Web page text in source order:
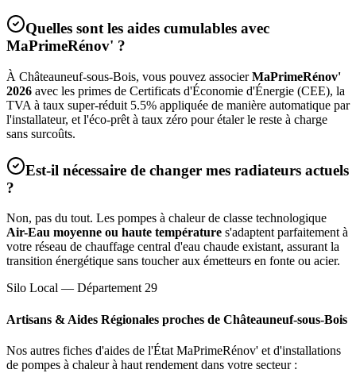
Quelles sont les aides cumulables avec
MaPrimeRénov' ?
À Châteauneuf-sous-Bois, vous pouvez associerMaPrimeRénov'
2026 avec les primes de Certificats d'Économie d'Énergie (CEE), la
TVA à taux super-réduit 5.5% appliquée de manière automatique par
l'installateur, et l'éco-prêt à taux zéro pour étaler le reste à charge
sans surcoûts.
Est-il nécessaire de changer mes radiateurs actuels
?
Non, pas du tout. Les pompes à chaleur de classe technologique
Air-Eau moyenne ou haute température s'adaptent parfaitement à
votre réseau de chauffage central d'eau chaude existant, assurant la
transition énergétique sans toucher aux émetteurs en fonte ou acier.
Silo Local — Département 29
Artisans & Aides Régionales proches de Châteauneuf-sous-Bois
Nos autres fiches d'aides de l'État MaPrimeRénov' et d'installations
de pompes à chaleur à haut rendement dans votre secteur :